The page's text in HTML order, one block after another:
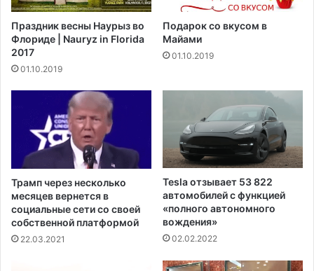
е
л
я
м
Г
в
Ш
А
ю
щ
и
й
о
т
р
а
н
н
ы
Праздник весны Наурыз во
Флориде | Nauryz in Florida
2017
01.10.2019
Подарок со вкусом в
Майами
01.10.2019
Трамп через несколько
месяцев вернется в
социальные сети со своей
собственной платформой
22.03.2021
Tesla отзывает 53 822
автомобилей с функцией
«полного автономного
вождения»
02.02.2022